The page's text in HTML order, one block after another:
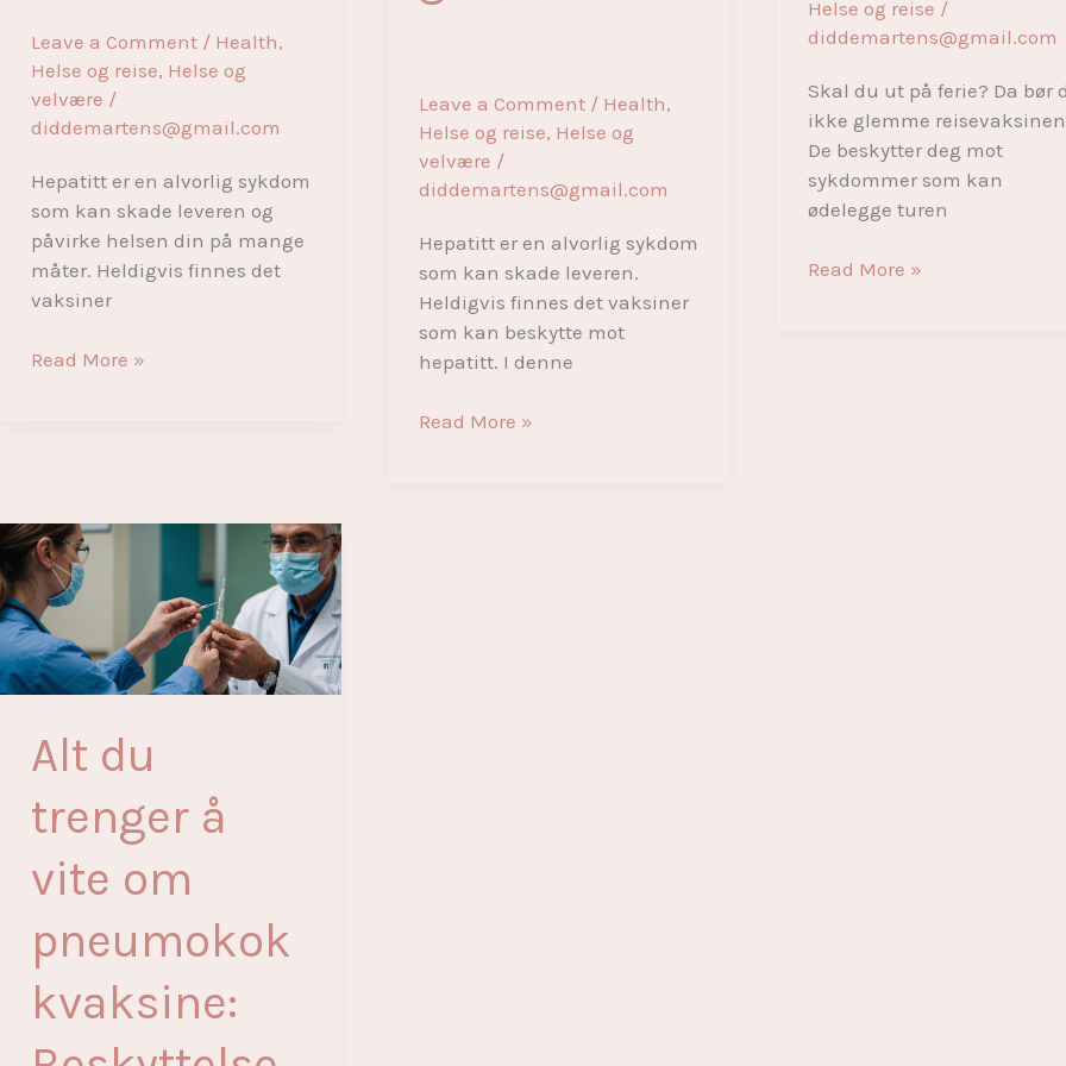
Leave a Comment / Health,
Helse og reise, Helse og
velvære /
diddemartens@gmail.com
Hepatitt er en alvorlig sykdom
som kan skade leveren og
påvirke helsen din på mange
måter. Heldigvis finnes det
vaksiner
Viktigheten
trenger
å
vite
Read More »
Leave a Comment / Health,
Helse og reise, Helse og
velvære /
diddemartens@gmail.com
Hepatitt er en alvorlig sykdom
som kan skade leveren.
Heldigvis finnes det vaksiner
som kan beskytte mot
hepatitt. I denne
Fordelene
Read More »
Helse og reise /
diddemartens@gmail.com
Skal du ut på ferie? Da bør
ikke glemme
De beskytter deg mot
sykdommer som kan
ødelegge turen
Hvorfor
Read More »
Alt du
trenger å
vite om
pneumokok
kvaksine: